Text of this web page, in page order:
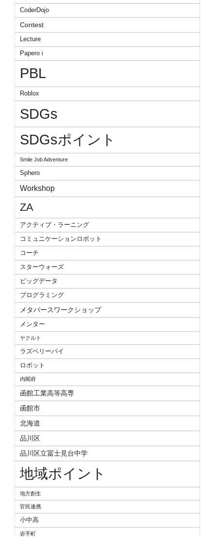
CoderDojo
Contest
Lecture
Papero i
PBL
Roblox
SDGs
SDGsポイント
Smile Job Adventure
Sphero
Workshop
ZA
アクティブ・ラーニング
コミュニケーションロボット
コーチ
スターウォーズ
ビッグデータ
プログラミング
メタバースワークショップ
メンター
ヤクルト
ラズベリーパイ
ロボット
内閣府
函館工業高等高専
函館市
北海道
品川区
品川区立冨士見台中学
地域ポイント
地方創生
官民連携
小中高
岩手町